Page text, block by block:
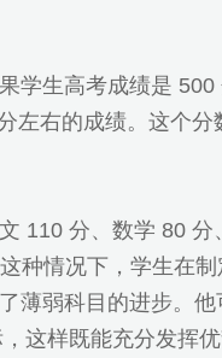
学生高考成绩是
左右的成绩。这个
110 分、数学 80
种情况下，学生在
薄弱科目的进步。
这样既能充分发挥